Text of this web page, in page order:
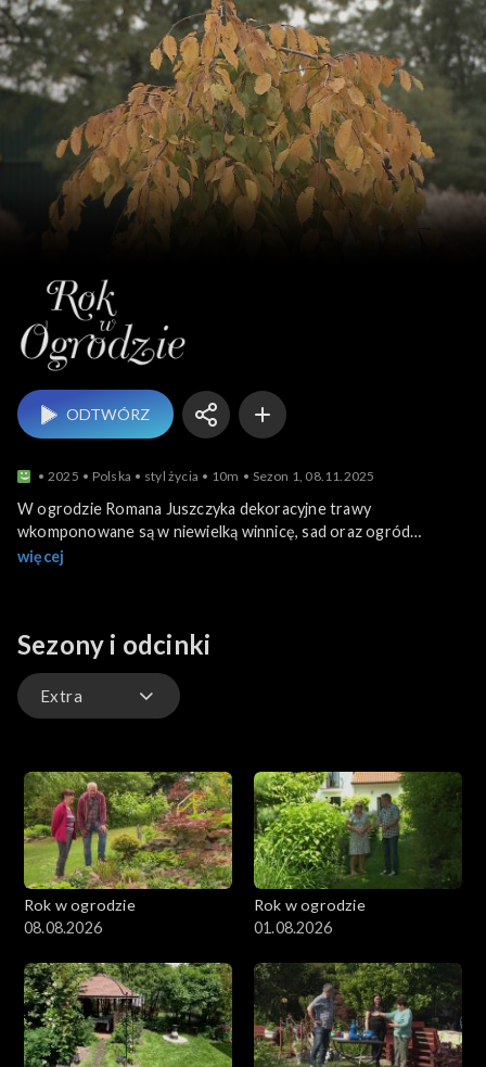
Rok w ogrodzie
ODTWÓRZ
2025 Polska styl życia 10m Sezon 1, 08.11.2025
W ogrodzie Romana Juszczyka dekoracyjne trawy
wkomponowane są w niewielką winnicę, sad oraz ogród
warzywny. Wszystkie części prezentują się okazale i dlatego
więcej
Sezony i odcinki
Extra
Extra
Rok w ogrodzie
08.08.2026
Rok w ogrodzie
01.08.2026